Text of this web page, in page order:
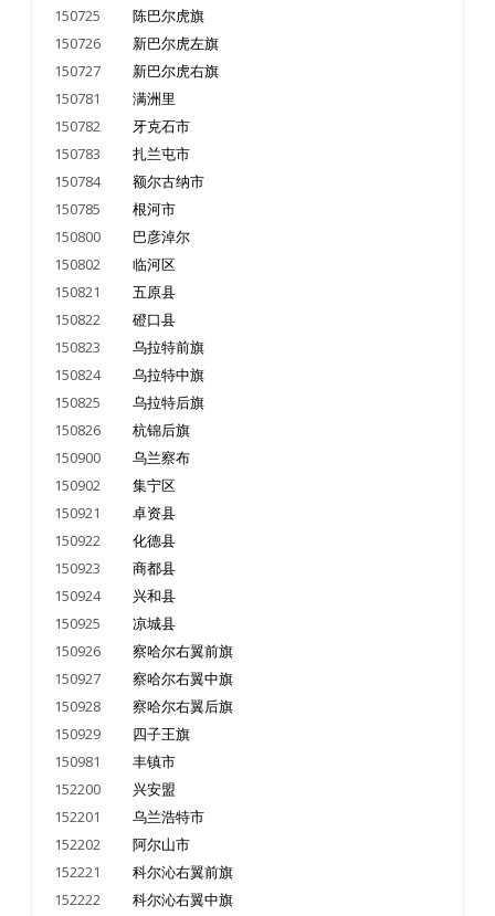
150725 陈巴尔虎旗
150726 新巴尔虎左旗
150727 新巴尔虎右旗
150781 满洲里
150782 牙克石市
150783 扎兰屯市
150784 额尔古纳市
150785 根河市
150800 巴彦淖尔
150802 临河区
150821 五原县
150822 磴口县
150823 乌拉特前旗
150824 乌拉特中旗
150825 乌拉特后旗
150826 杭锦后旗
150900 乌兰察布
150902 集宁区
150921 卓资县
150922 化德县
150923 商都县
150924 兴和县
150925 凉城县
150926 察哈尔右翼前旗
150927 察哈尔右翼中旗
150928 察哈尔右翼后旗
150929 四子王旗
150981 丰镇市
152200 兴安盟
152201 乌兰浩特市
152202 阿尔山市
152221 科尔沁右翼前旗
152222 科尔沁右翼中旗